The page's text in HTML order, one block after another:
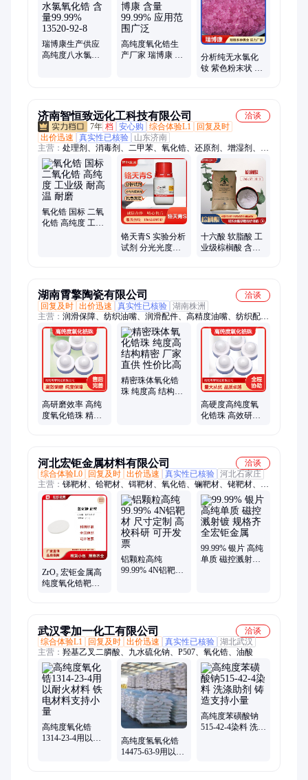
瑞博康生产供应
高纯度八水氯氧
高纯度氧化锆生
产厂家 瑞博康 含
分析纯无水氯化
钕 紫色粉末状 催
济南智恒致远化工科技有限公司
洽谈
7年 档 安心购 综合体验L1
回复及时
出价迅速
真实性已核验
山东济南
主营： 处理剂、消毒剂、二甲苯、氧化锆、还原剂、增湿剂、乳
化剂、防腐剂、锌氯粉、氟化铵、干燥剂、吸附剂、漂白剂、杀
虫剂、氟化钠、拔染剂、甜味剂、氧化镍、缓蚀剂、融雪剂、防
冻液、氟化氢、氯化铵、丙二醇、分析纯、火碱烧碱
氧化锆 国标 二氧
化锆 高纯度 工业
铬天青S 实验分析
试剂 分光光度测
十六酸 软脂酸 工
业级棕榈酸 含量
湖南霄擎陶瓷有限公司
洽谈
回复及时 出价迅速 真实性已核验 湖南株洲
主营： 润滑保障、纺织油嘴、润滑配件、高精度油嘴、纺织配
件、油嘴配件、纺织机械、不锈钢配件、润滑输送油嘴、润滑系
统核心、纺织润滑油嘴、纺织专用油嘴、抛光流线型油嘴
高研磨效率 高纯
度氧化锆珠 精密
精密珠体氧化锆
珠 纯度高 结构精
高硬度高纯度氧
化锆珠 高效研磨
河北宏钜金属材料有限公司
洽谈
综合体验L0
回复及时 出价迅速 真实性已核验 河北石家庄
主营： 锑靶材、铪靶材、铒靶材、氧化锆、镧靶材、铑靶材、钨
靶材、镍靶材、硒化锑、氟化镱、钽靶材、镉靶材、铬靶材、钼
靶材、钇靶材、氟化镁、铽靶材、钆靶材、铝靶材、硒靶材、硼
靶材、钐靶材、ATO靶材
ZrO₂ 宏钜金属高
纯度氧化锆靶材
铝颗粒高纯
99.99% 4N铝靶材
99.99% 银片 高纯
单质 磁控溅射镀
武汉零加一化工有限公司
洽谈
综合体验L1
回复及时 出价迅速 真实性已核验 湖北武汉
主营： 羟基乙叉二膦酸、九水硫化钠、P507、氧化锆、油酸
高纯度氧化锆
1314-23-4用以耐
高纯度氢氧化锆
14475-63-9用以颜
高纯度苯磺酸钠
515-42-4染料 洗涤